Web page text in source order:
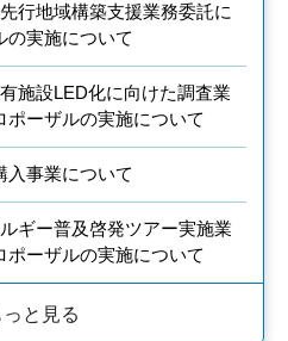
行地域構築支援業務委託に
の実施について
施設LED化に向けた調査業
ーザルの実施について
入事業について
ギー普及啓発ツアー実施業
ーザルの実施について
っと見る